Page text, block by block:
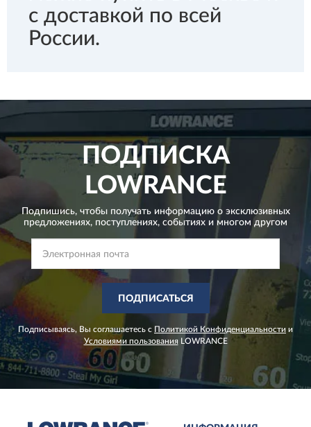
с доставкой по всей
России.
ПОДПИСКА
LOWRANCE
Подпишись, чтобы получать информацию о эксклюзивных
предложениях, поступлениях, событиях и многом другом
ПОДПИСАТЬСЯ
Подписываясь, Вы соглашаетесь с Политикой Конфиденциальности и
Условиями пользованияLOWRANCE